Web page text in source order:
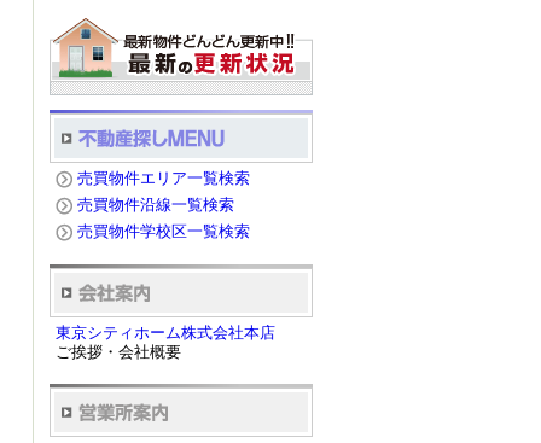
売買物件エリア一覧検索
売買物件沿線一覧検索
売買物件学校区一覧検索
東京シティホーム株式会社本店
ご挨拶・会社概要